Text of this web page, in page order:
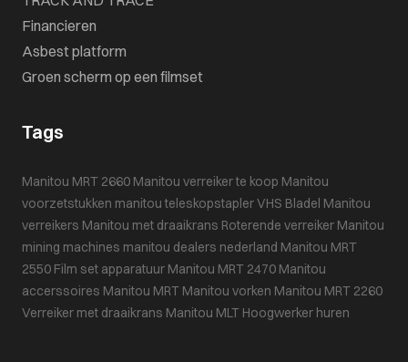
Financieren
Asbest platform
Groen scherm op een filmset
Tags
Manitou MRT 2660 Manitou verreiker te koop Manitou
voorzetstukken manitou teleskopstaplerVHS Bladel Manitou
verreikers Manitou met draaikrans Roterende verreiker Manitou
mining machines manitou dealers nederland Manitou MRT
2550 Film set apparatuur Manitou MRT 2470 Manitou
accerssoires Manitou MRT Manitou vorken Manitou MRT 2260
Verreiker met draaikrans Manitou MLT Hoogwerker huren